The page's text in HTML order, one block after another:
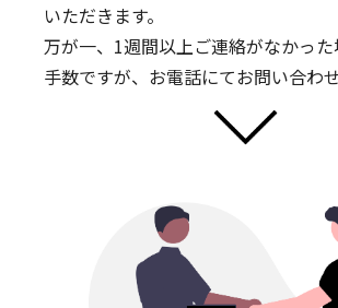
いただきます。
万が一、1週間以上ご連絡がなかっ
手数ですが、お電話にてお問い合わ